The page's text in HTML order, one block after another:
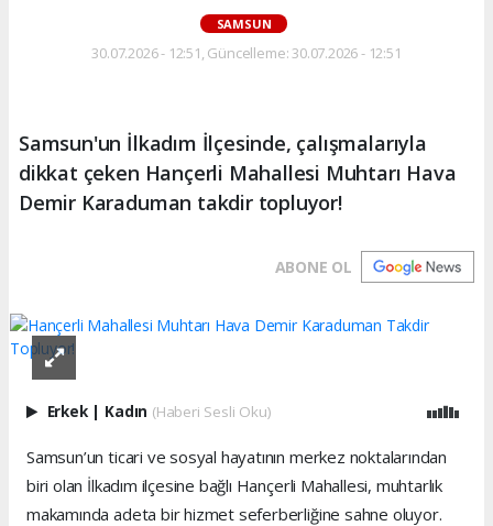
SAMSUN
30.07.2026 - 12:51, Güncelleme: 30.07.2026 - 12:51
Samsun'un İlkadım İlçesinde, çalışmalarıyla
dikkat çeken Hançerli Mahallesi Muhtarı Hava
Demir Karaduman takdir topluyor!
ABONE OL
Erkek | Kadın (Haberi Sesli Oku)
Samsun’un ticari ve sosyal hayatının merkez noktalarından
biri olan İlkadım ilçesine bağlı Hançerli Mahallesi, muhtarlık
makamında adeta bir hizmet seferberliğine sahne oluyor.